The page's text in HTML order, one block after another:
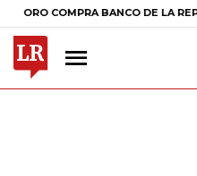
COMPRA BANCO DE LA REPÚBLICA